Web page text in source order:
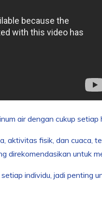
air dengan cukup setiap
aktivitas fisik, dan cuaca,
direkomendasikan untuk
individu, jadi penting